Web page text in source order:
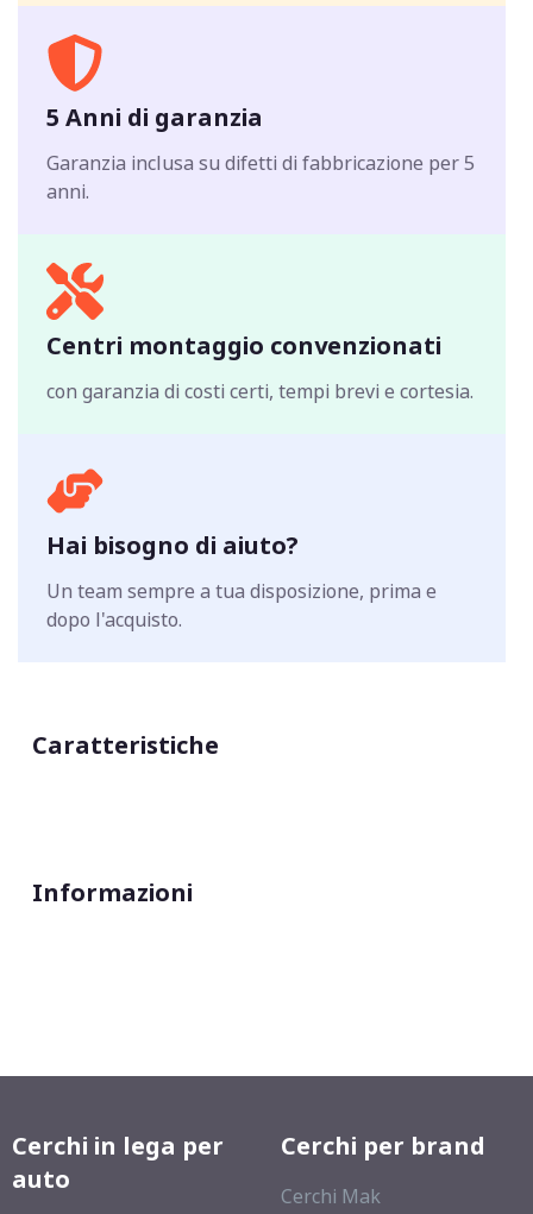
5 Anni di garanzia
Garanzia inclusa su difetti di fabbricazione per 5
anni.
Centri montaggio convenzionati
con garanzia di costi certi, tempi brevi e cortesia.
Hai bisogno di aiuto?
Un team sempre a tua disposizione, prima e
dopo l'acquisto.
Caratteristiche
Informazioni
Cerchi in lega per
auto
Cerchi per brand
Cerchi Mak